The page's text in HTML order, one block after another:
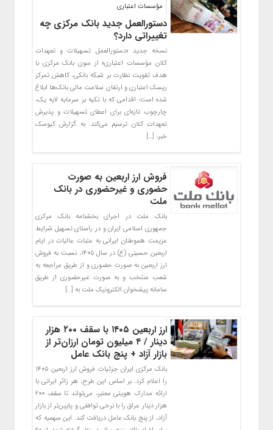
مؤسسات اعتباری
دستورالعمل جدید بانک مرکزی چه
تغییراتی دارد؟
نسخه جدید «دستورالعمل تسهیلات و تعهدات
کلان مؤسسات اعتباری» از سوی بانک مرکزی با
هدف تقویت نظارت بر شبکه بانکی، کاهش تمرکز
ریسک اعتباری و ارتقای سلامت مالی بانک‌ها ابلاغ
شده است؛ اقدامی که با تکیه بر سرمایه لایه یک،
چارچوب تازه‌ای برای اعطای تسهیلات و پذیرش
تعهدات کلان ترسیم می‌کند. به گزارش کیوسک
خبر، […]
فروش ارز اربعین به صورت
حضوری و غیرحضوری در بانک
ملت
بانک ملت در اجرای بخشنامه بانک مرکزی
جمهوری اسلامی ایران و در راستای تسهیل شرایط
عزیمت هموطنان ایرانی به عتبات عالیات در ایام
اربعین حسینی (ع) در سال ١۴٠۵، نسبت به فروش
ارز اربعین به صورت حضوری و از طریق مراجعه به
شعب منتخب و به صورت غیرحضوری از طریق
سامانه پیشخوان الکترونیک ملت به […]
ارز اربعین ۱۴۰۵ با سقف ۲۰۰ هزار
دینار / ۴ میلیون تومان ارزان‌تر از
بازار آزاد + پنج بانک عامل
بانک مرکزی ایران جزئیات فروش ارز اربعین ۱۴۰۵
را اعلام کرد. بر اساس این طرح، هر زائر ایرانی با
ارائه مدارک هویتی معتبر، می‌تواند تا سقف ۲۰۰
هزار دینار عراق را با نرخی توافقی و پایین‌تر از بازار
آزاد، از پنج بانک عامل دریافت کند. این سهمیه که